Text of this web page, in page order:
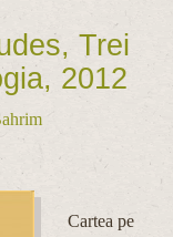
Trei
2012
Cartea pe